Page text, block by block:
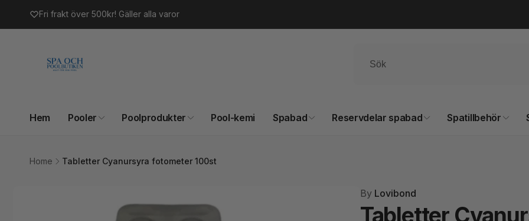
innehåll
Fri frakt över 500kr! Gäller alla varor
Hem Pooler Poolprodukter Pool-kemi Spabad Reservdelar spabad Spatillbehör
Home Tabletter Cyanursyra fotometer 100st
ByLovibond
Tabletter